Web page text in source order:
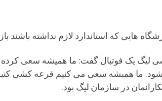
هایی که استاندارد لازم نداشته باشند
لیگ یک فوتبال گفت: ما همیشه سعی
نشود. ما همیشه سعی می کنیم قرعه کشی